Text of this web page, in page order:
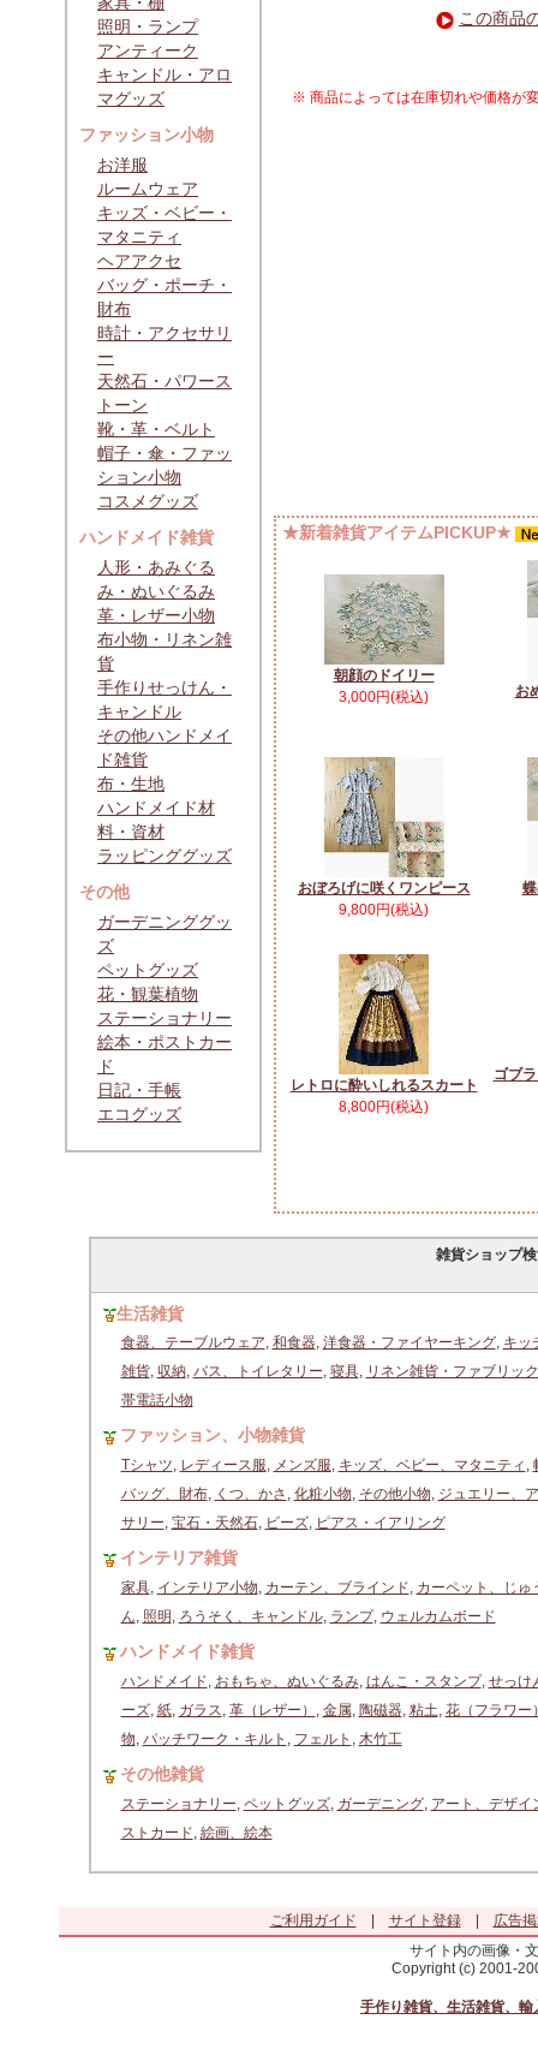
照明・ランプ
アンティーク
キャンドル・アロ
マグッズ
ファッション小物
お洋服
ルームウェア
キッズ・ベビー・
マタニティ
ヘアアクセ
バッグ・ポーチ・
財布
時計・アクセサリ
ー
天然石・パワース
トーン
靴・革・ベルト
帽子・傘・ファッ
ション小物
コスメグッズ
ハンドメイド雑貨
人形・あみぐる
み・ぬいぐるみ
革・レザー小物
布小物・リネン雑
貨
手作りせっけん・
キャンドル
その他ハンドメイ
ド雑貨
布・生地
ハンドメイド材
料・資材
ラッピンググッズ
その他
ガーデニンググッ
ズ
ペットグッズ
花・観葉植物
ステーショナリー
絵本・ポストカー
ド
日記・手帳
エコグッズ
この商品
※ 商品によっては在庫切れや価格が
★新着雑貨アイテムPICKUP★
朝顔のドイリー
3,000円(税込)
お
おぼろげに咲くワンピース
9,800円(税込)
レトロに酔いしれるスカート
8,800円(税込)
ゴブ
雑貨ショップ
生活雑貨
食器、テーブルウェア, 和食器, 洋食器・ファイヤーキング, キッ
雑貨, 収納, バス、トイレタリー, 寝具, リネン雑貨・ファブリック
帯電話小物
ファッション、小物雑貨
Tシャツ, レディース服, メンズ服, キッズ、ベビー、マタニティ ,
バッグ、財布, くつ、かさ , 化粧小物, その他小物, ジュエリー、
サリー, 宝石・天然石, ビーズ, ピアス・イアリング
インテリア雑貨
家具, インテリア小物, カーテン、ブラインド, カーペット、じゅ
ん, 照明 , ろうそく、キャンドル, ランプ, ウェルカムボード
ハンドメイド雑貨
ハンドメイド, おもちゃ、ぬいぐるみ, はんこ・スタンプ, せっけ
ーズ, 紙, ガラス, 革（レザー） , 金属, 陶磁器, 粘土, 花（フラワー
物, パッチワーク・キルト , フェルト , 木竹工
その他雑貨
ステーショナリー, ペットグッズ, ガーデニング, アート、デザイ
ストカード, 絵画、絵本
ご利用ガイド サイト登録|
広告
サイト内の画像・
Copyright (c) 2001-
手作り雑貨、生活雑貨、